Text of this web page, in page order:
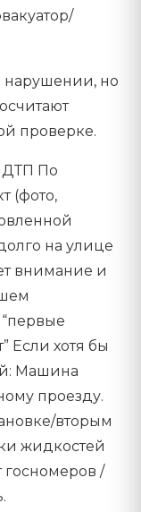
нарушении, но
проверке.
ДТП По
(фото,
на улице
внимание и
Если хотя бы
Машина
проезду.
вторым
жидкостей
/